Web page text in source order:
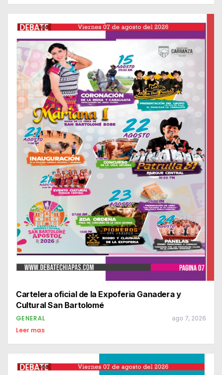
Cartelera oficial de la Expoferia Ganadera y
Cultural San Bartolomé
GENERAL ago 7, 2026
Leer mas